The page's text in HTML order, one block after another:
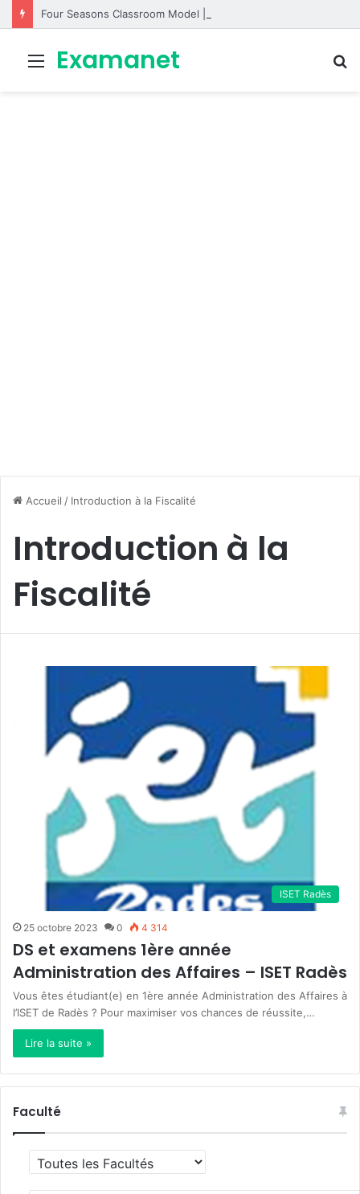
Menu
Examanet
Accueil / Introduction à la Fiscalité
Introduction à la
Fiscalité
ISET Radès
25 octobre 2023 0 4 314
DS et examens 1ère année
Administration des Affaires – ISET Radès
Vous êtes étudiant(e) en 1ère année Administration des Affaires à
l’ISET de Radès ? Pour maximiser vos chances de réussite,…
Lire la suite »
Faculté